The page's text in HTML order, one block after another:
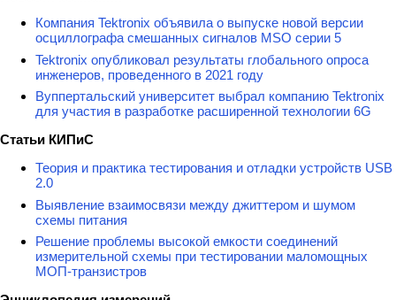
Компания Tektronix объявила о выпуске новой версии
осциллографа смешанных сигналов MSO серии 5
Tektronix опубликовал результаты глобального опроса
инженеров, проведенного в 2021 году
Вуппертальский университет выбрал компанию Tektronix
для участия в разработке расширенной технологии 6G
Статьи КИПиС
Теория и практика тестирования и отладки устройств USB
2.0
Выявление взаимосвязи между джиттером и шумом
схемы питания
Решение проблемы высокой емкости соединений
измерительной схемы при тестировании маломощных
МОП-транзистров